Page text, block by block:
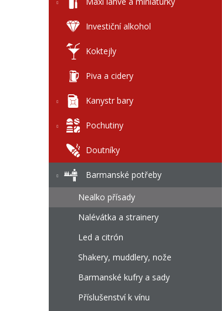
Investiční alkohol
Koktejly
Piva a cidery
Kanystr bary
Pochutiny
Doutníky
Barmanské potřeby
Nealko přísady
Nalévátka a strainery
Led a citrón
Shakery, muddlery, nože
Barmanské kufry a sady
Příslušenství k vínu